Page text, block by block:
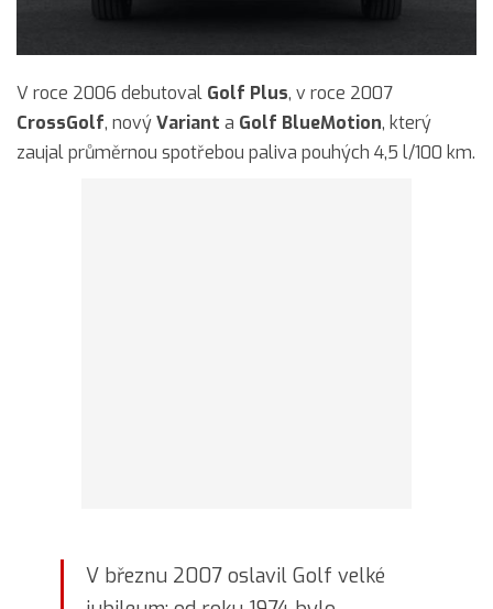
V roce 2006 debutoval Golf Plus, v roce 2007
CrossGolf, novýVariant a Golf BlueMotion, který
zaujal průměrnou spotřebou paliva pouhých 4,5 l/100 km.
V březnu 2007 oslavil Golf velké